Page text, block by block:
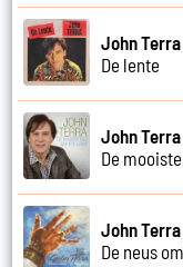
John Terra
De lente
John Terra
De
John Terra
De neus